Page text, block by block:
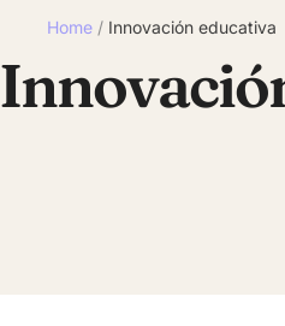
Home/ Innovación educativa